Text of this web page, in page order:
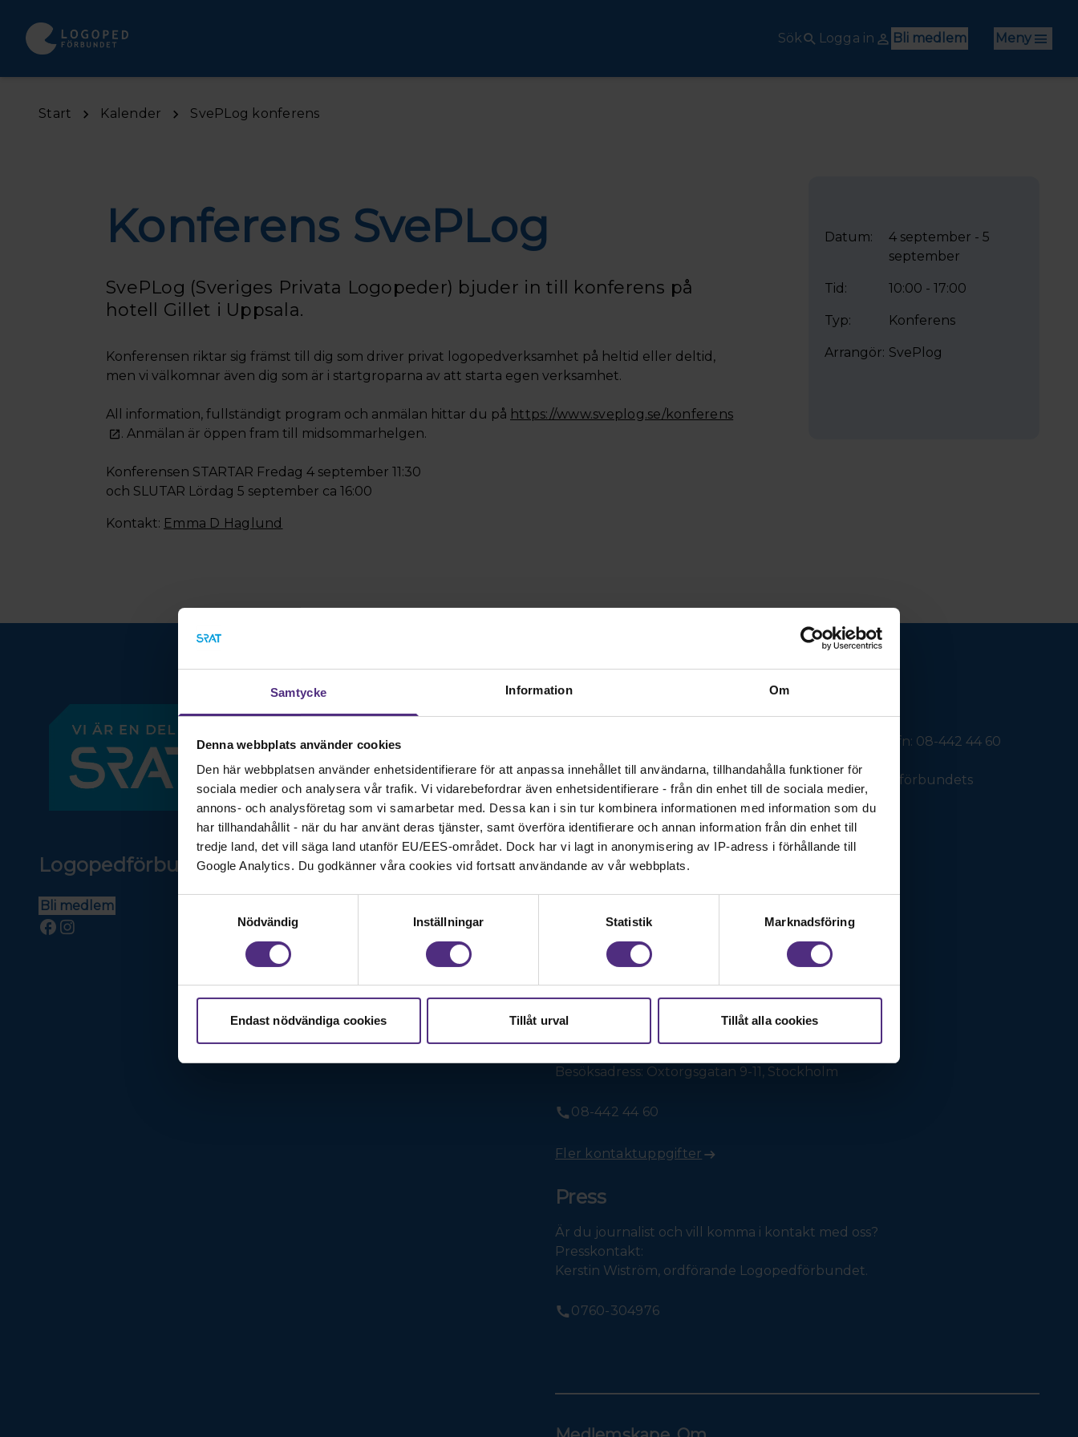
Samtycke Information Om
Denna webbplats använder cookies
Den här webbplatsen använder enhetsidentifierare för att anpassa innehållet till användarna, tillhandahålla funktioner för
sociala medier och analysera vår trafik. Vi vidarebefordrar även enhetsidentifierare - från din enhet till de sociala medier,
annons- och analysföretag som vi samarbetar med. Dessa kan i sin tur kombinera informationen med information som du
har tillhandahållit - när du har använt deras tjänster, samt överföra identifierare och annan information från din enhet till
tredje land, det vill säga land utanför EU/EES-området. Dock har vi lagt in anonymisering av IP-adress i förhållande till
Google Analytics. Du godkänner våra cookies vid fortsatt användande av vår webbplats.
Nödvändig
Inställningar Statistik Marknadsföring
Endast nödvändiga cookies Tillåt urval Tillåt alla cookies
Sök
Logga in Bli medlem Meny
Start Kalender SvePLog konferens
Datum:
4 september - 5
september
Tid: 10:00 - 17:00
Typ: Konferens
Arrangör: SvePlog
Konferens SvePLog
SvePLog (Sveriges Privata Logopeder) bjuder in till konferens på
hotell Gillet i Uppsala.
Konferensen riktar sig främst till dig som driver privat logopedverksamhet på heltid eller deltid,
men vi välkomnar även dig som är i startgroparna av att starta egen verksamhet.
All information, fullständigt program och anmälan hittar du på https://www.sveplog.se/konferens
. Anmälan är öppen fram till midsommarhelgen.
Konferensen STARTAR Fredag 4 september 11:30
och SLUTAR Lördag 5 september ca 16:00
Kontakt: Emma D Haglund
Logopedförbundet. En stark röst för logopeder!
Bli medlem
Frågor om medlemskap och arbetsrätt: SRATs kansli tfn: 08-442 44 60
Förenings- och professionsrelaterade frågor: Logopedförbundets
Webbredaktör: maja.jagervall@logopedforbundet.se
Mejla styrelsen
Kansli
c/o SRAT
Box 1419
Besöksadress: Oxtorgsgatan 9-11, Stockholm
08-442 44 60
Fler kontaktuppgifter
Press
Är du journalist och vill komma i kontakt med oss?
Presskontakt:
Kerstin Wiström, ordförande Logopedförbundet.
0760-304976